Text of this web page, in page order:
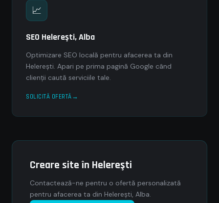
📈
SEO Helereşti, Alba
Optimizare SEO locală pentru afacerea ta din
Helereşti. Apari pe prima pagină Google când
clienții caută serviciile tale.
SOLICITĂ OFERTĂ
Creare site în Helereşti
Contactează-ne pentru o ofertă personalizată
pentru afacerea ta din Helereşti, Alba.